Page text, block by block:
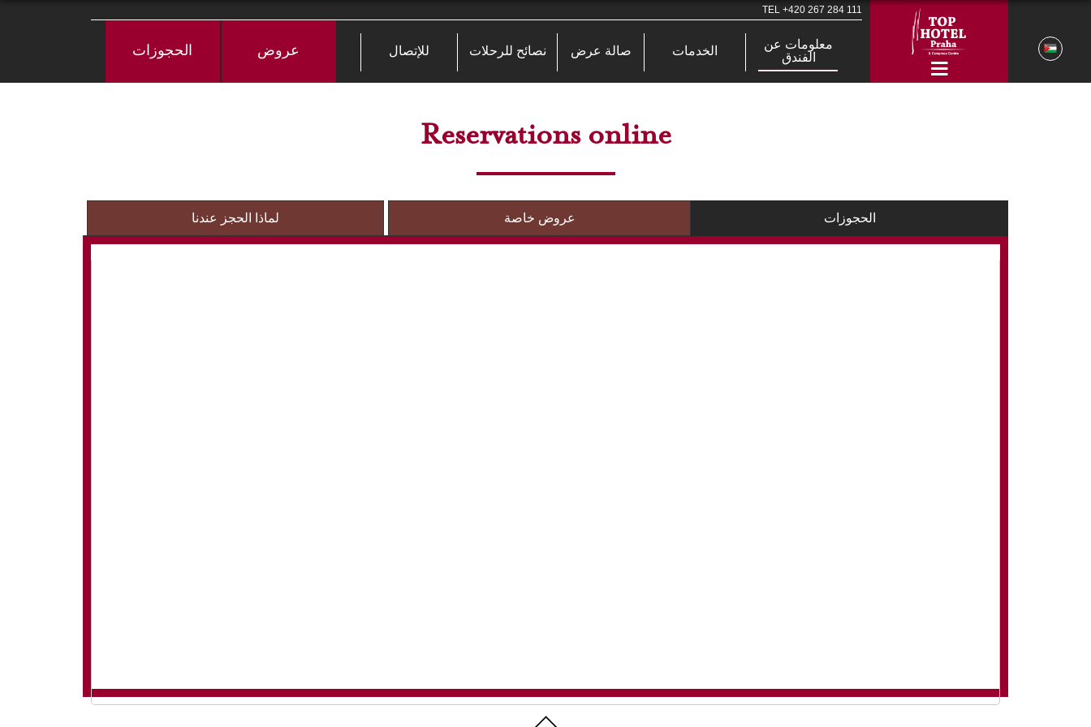
TEL +420 267 284 111
معلومات عن
الفندق
الخدمات صالة عرض نصائح للرحلات للإتصال عروض الحجوزات
Reservations online
الحجوزات عروض خاصة لماذا الحجز عندنا